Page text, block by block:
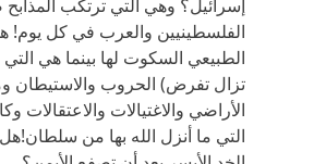
إسرائيل؟ وهي التي ترتكب
الفلسطينيين والعرب في كل يوم!
الطبيعي السكوت لها بينما هي
تزال تفرض) الحروب والاستيطان
الأراضي والاغتيالات والاعتقالات
التي ما أنزل الله بها من سلطان!هل